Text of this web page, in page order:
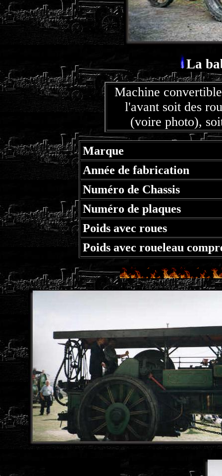
La
Machine
l'avant soit des
(voire photo),
Marque
Année de fabrication
Numéro de Chassis
Numéro de plaques
Poids avec roues
Poids avec roueleau